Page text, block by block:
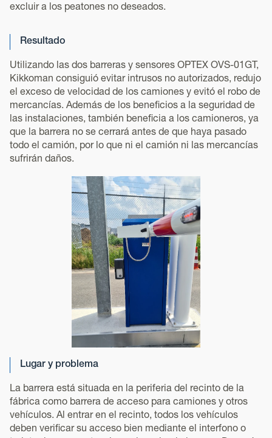
excluir a los peatones no deseados.
Resultado
Utilizando las dos barreras y sensores OPTEX OVS-01GT,
Kikkoman consiguió evitar intrusos no autorizados, redujo
el exceso de velocidad de los camiones y evitó el robo de
mercancías. Además de los beneficios a la seguridad de
las instalaciones, también beneficia a los camioneros, ya
que la barrera no se cerrará antes de que haya pasado
todo el camión, por lo que ni el camión ni las mercancías
sufrirán daños.
Lugar y problema
La barrera está situada en la periferia del recinto de la
fábrica como barrera de acceso para camiones y otros
vehículos. Al entrar en el recinto, todos los vehículos
deben verificar su acceso bien mediante el interfono o